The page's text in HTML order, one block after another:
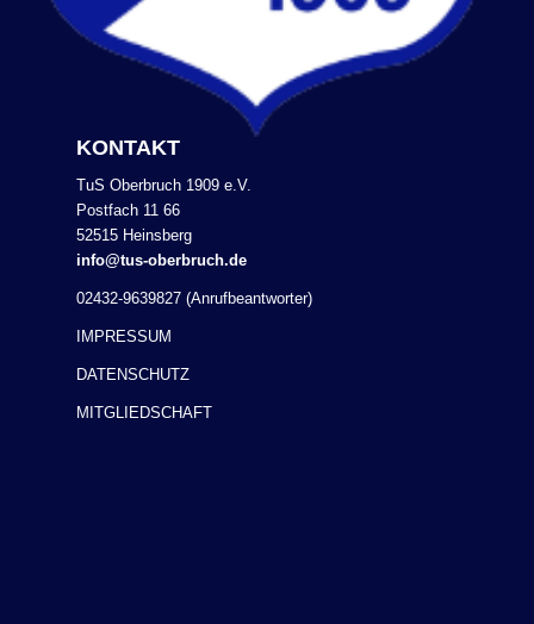
KONTAKT
TuS Oberbruch 1909 e.V.
Postfach 11 66
52515 Heinsberg
info@tus-oberbruch.de
02432-9639827 (Anrufbeantworter)
IMPRESSUM
DATENSCHUTZ
MITGLIEDSCHAFT